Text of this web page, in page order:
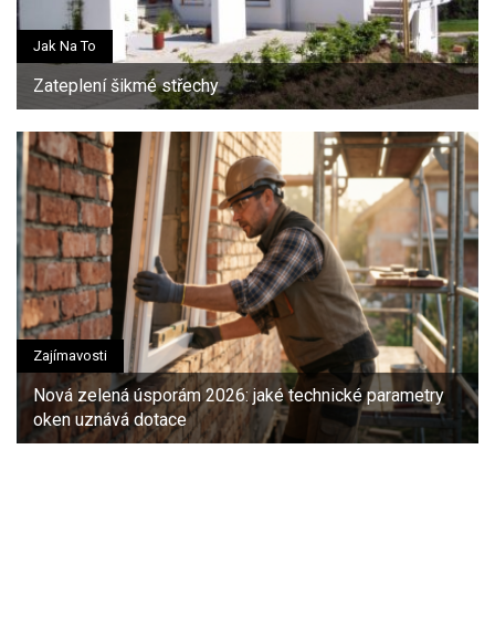
Jak Na To
Zateplení šikmé střechy
Zajímavosti
Nová zelená úsporám 2026: jaké technické parametry
oken uznává dotace